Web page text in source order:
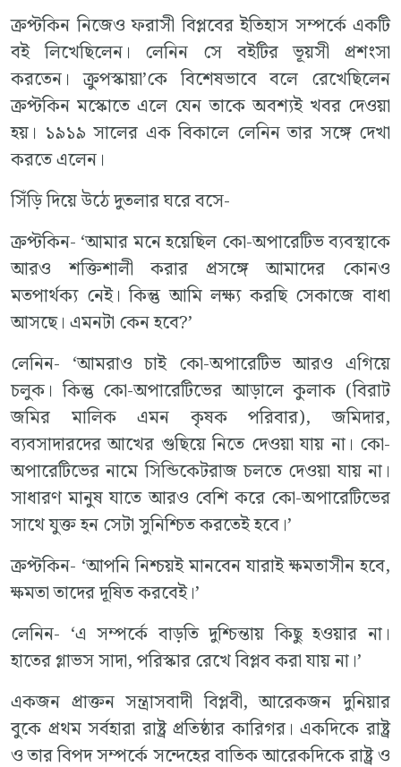
ক্রপ্টকিন নিজেও ফরাসী বিপ্লবের ইতিহাস সম্পর্কে একটি
বই লিখেছিলেন। লেনিন সে বইটির ভূয়সী প্রশংসা
করতেন। ক্রুপস্কায়া’কে বিশেষভাবে বলে রেখেছিলেন
ক্রপ্টকিন মস্কোতে এলে যেন তাকে অবশ্যই খবর দেওয়া
হয়। ১৯১৯ সালের এক বিকালে লেনিন তার সঙ্গে দেখা
করতে এলেন।
সিঁড়ি দিয়ে উঠে দুতলার ঘরে বসে-
ক্রপ্টকিন- ‘আমার মনে হয়েছিল কো-অপারেটিভ ব্যবস্থাকে
আরও শক্তিশালী করার প্রসঙ্গে আমাদের কোনও
মতপার্থক্য নেই। কিন্তু আমি লক্ষ্য করছি সেকাজে বাধা
আসছে। এমনটা কেন হবে?’
লেনিন- ‘আমরাও চাই কো-অপারেটিভ আরও এগিয়ে
চলুক। কিন্তু কো-অপারেটিভের আড়ালে কুলাক (বিরাট
জমির মালিক এমন কৃষক পরিবার), জমিদার,
ব্যবসাদারদের আখের গুছিয়ে নিতে দেওয়া যায় না। কো-
অপারেটিভের নামে সিন্ডিকেটরাজ চলতে দেওয়া যায় না।
সাধারণ মানুষ যাতে আরও বেশি করে কো-অপারেটিভের
সাথে যুক্ত হন সেটা সুনিশ্চিত করতেই হবে।’
ক্রপ্টকিন- ‘আপনি নিশ্চয়ই মানবেন যারাই ক্ষমতাসীন হবে,
ক্ষমতা তাদের দূষিত করবেই।’
লেনিন- ‘এ সম্পর্কে বাড়তি দুশ্চিন্তায় কিছু হওয়ার না।
হাতের গ্লাভস সাদা, পরিস্কার রেখে বিপ্লব করা যায় না।’
একজন প্রাক্তন সন্ত্রাসবাদী বিপ্লবী, আরেকজন দুনিয়ার
বুকে প্রথম সর্বহারা রাষ্ট্র প্রতিষ্ঠার কারিগর। একদিকে রাষ্ট্র
ও তার বিপদ সম্পর্কে সন্দেহের বাতিক আরেকদিকে রাষ্ট্র ও